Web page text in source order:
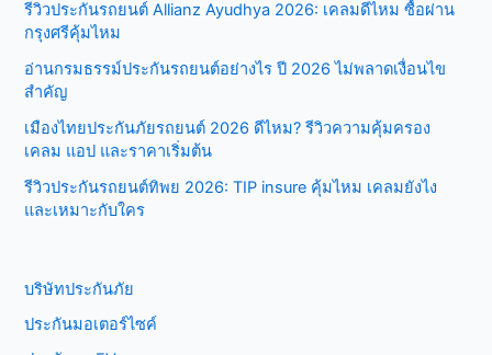
รีวิวประกันรถยนต์ Allianz Ayudhya 2026: เคลมดีไหม ซื้อผ่าน
กรุงศรีคุ้มไหม
อ่านกรมธรรม์ประกันรถยนต์อย่างไร ปี 2026 ไม่พลาดเงื่อนไข
สำคัญ
เมืองไทยประกันภัยรถยนต์ 2026 ดีไหม? รีวิวความคุ้มครอง
เคลม แอป และราคาเริ่มต้น
รีวิวประกันรถยนต์ทิพย 2026: TIP insure คุ้มไหม เคลมยังไง
และเหมาะกับใคร
บริษัทประกันภัย
ประกันมอเตอร์ไซค์